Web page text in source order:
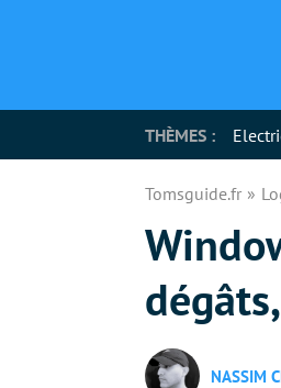
THÈMES :
Tomsguide.fr
NASSIM